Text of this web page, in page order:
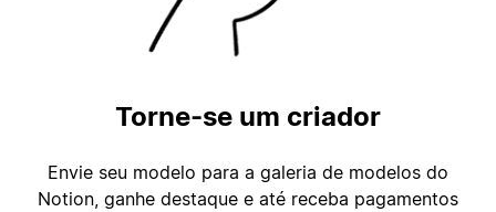
Torne-se um criador
Envie seu modelo para a galeria de modelos do
Notion, ganhe destaque e até receba pagamentos